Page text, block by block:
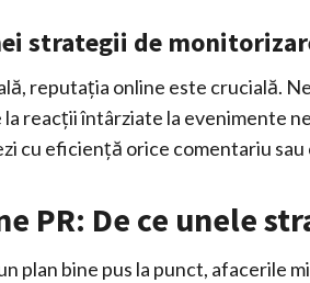
strategii de
reputația online este crucială.
la reacții întârziate la evenimente
cu eficiență orice comentariu
PR: De ce unele
plan bine pus la punct, afacerile